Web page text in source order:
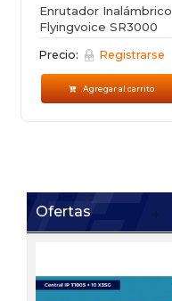
Enrutador Inalámbrico
Flyingvoice SR3000
Precio: Registrarse
Agregar al carrito
Ofertas